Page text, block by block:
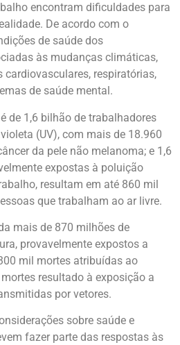
encontram dificuldades para
De acordo com o
de saúde dos
às mudanças climáticas,
cardiovasculares, respiratórias,
de saúde mental.
de 1,6 bilhão de trabalhadores
(UV), com mais de 18.960
da pele não melanoma; e 1,6
expostas à poluição
resultam em até 860 mil
que trabalham ao ar livre.
mais de 870 milhões de
provavelmente expostos a
mil mortes atribuídas ao
resultado à exposição a
por vetores.
sobre saúde e
fazer parte das respostas às